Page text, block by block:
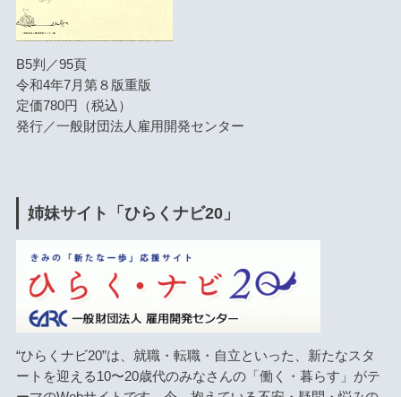
B5判／95頁
令和4年7月第８版重版
定価780円（税込）
発行／一般財団法人雇用開発センター
姉妹サイト「ひらくナビ20」
“ひらくナビ20”は、就職・転職・自立といった、新たなスタ
ートを迎える10〜20歳代のみなさんの「働く・暮らす」がテ